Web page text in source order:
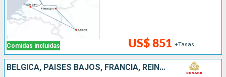
Comidas incluidas US$ 851 +Tasas
BÉLGICA, PAISES BAJOS, FRANCIA, REINO UNIDO